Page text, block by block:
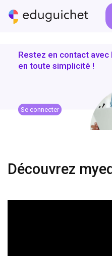
Restez en contact avec
en toute simplicité !
Se connecter
Découvrez